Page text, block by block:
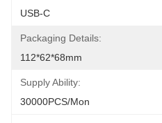
USB-C
Packaging Details:
112*62*68mm
Supply Ability:
30000PCS/Mon